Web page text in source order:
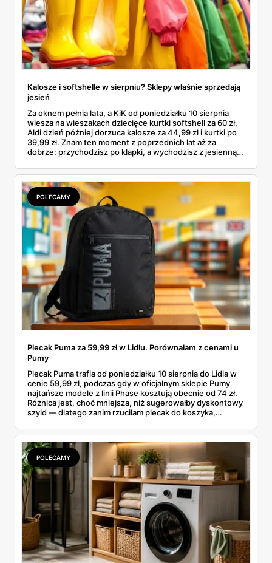
Kalosze i softshelle w sierpniu? Sklepy właśnie sprzedają
jesień
Za oknem pełnia lata, a KiK od poniedziałku 10 sierpnia
wiesza na wieszakach dziecięce kurtki softshell za 60 zł,
Aldi dzień później dorzuca kalosze za 44,99 zł i kurtki po
39,99 zł. Znam ten moment z poprzednich lat aż za
dobrze: przychodzisz po klapki, a wychodzisz z jesienną
pojawi się w gazetkach w przyszłym tygodniu i czy jest
sens kupować jesień, zanim skończą się wakacje.
POLECAMY
Plecak Puma za 59,99 zł w Lidlu. Porównałam z cenami u
Pumy
Plecak Puma trafia od poniedziałku 10 sierpnia do Lidla w
cenie 59,99 zł, podczas gdy w oficjalnym sklepie Pumy
najtańsze modele z linii Phase kosztują obecnie od 74 zł.
Różnica jest, choć mniejsza, niż sugerowałby dyskontowy
szyld — dlatego zanim rzuciłam plecak do koszyka,
rozpiska: co dokładnie sprzedaje Lidl, ile kosztują
odpowiedniki u producenta i komu ten zakup naprawdę
się opłaci.
POLECAMY